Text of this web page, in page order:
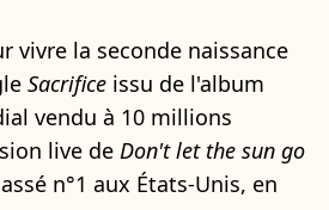
vivre la seconde naissance
Sacrifice issu de l'album
vendu à 10 millions
live de Don't let the sun go
n°1 aux États-Unis, en